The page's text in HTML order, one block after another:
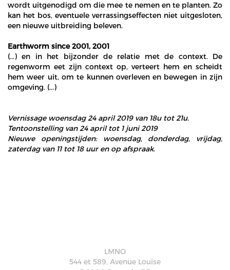
wordt uitgenodigd om die mee te nemen en te planten. Zo
kan het bos, eventuele verrassingseffecten niet uitgesloten,
een nieuwe uitbreiding beleven.
Earthworm since 2001, 2001
(...) en in het bijzonder de relatie met de context. De
regenworm eet zijn context op, verteert hem en scheidt
hem weer uit, om te kunnen overleven en bewegen in zijn
omgeving. (...)
Vernissage woensdag 24 april 2019 van 18u tot 21u.
Tentoonstelling van 24 april tot 1 juni 2019
Nieuwe openingstijden: woensdag, donderdag, vrijdag,
zaterdag van 11 tot 18 uur en op afspraak.
LMNO
544 et 589, Avenue Louise